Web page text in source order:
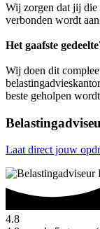
Wij zorgen dat jij die
verbonden wordt
Het gaafste
Wij doen dit
beste geholpen
Laat direct jouw
4.8